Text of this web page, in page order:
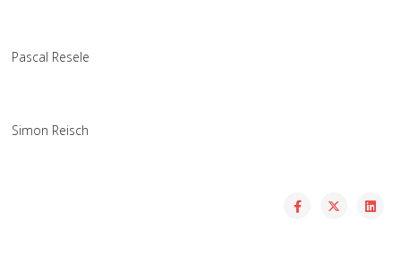
Pascal Resele
Simon Reisch